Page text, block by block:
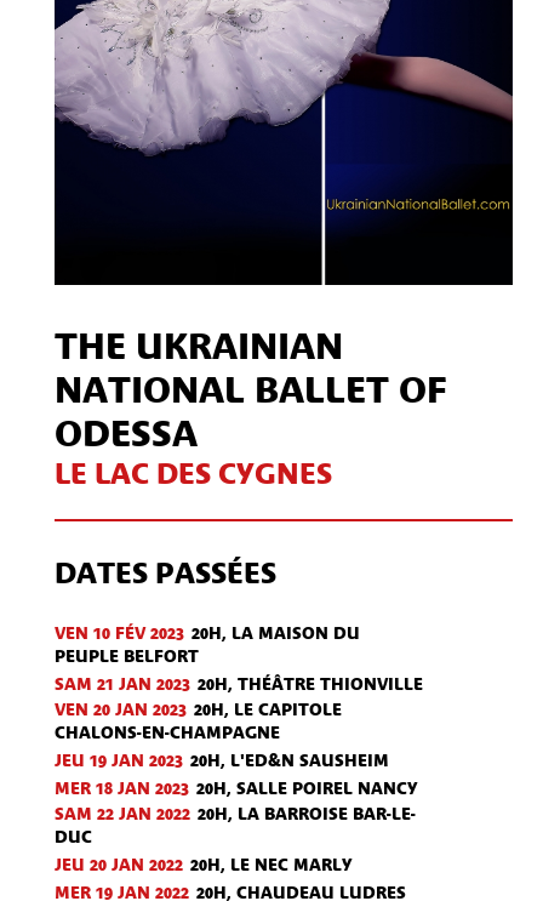
THE UKRAINIAN
NATIONAL BALLET OF
ODESSA
LE LAC DES CYGNES
DATES PASSÉES
VEN 10 FÉV 2023 20H, LA MAISON DU
PEUPLE BELFORT
SAM 21 JAN 2023 20H, THÉÂTRE THIONVILLE
VEN 20 JAN 2023 20H, LE CAPITOLE
CHALONS-EN-CHAMPAGNE
JEU 19 JAN 2023 20H, L'ED&N SAUSHEIM
MER 18 JAN 2023 20H, SALLE POIREL NANCY
SAM 22 JAN 2022 20H, LA BARROISE BAR-LE-
DUC
JEU 20 JAN 2022 20H, LE NEC MARLY
MER 19 JAN 2022 20H, CHAUDEAU LUDRES